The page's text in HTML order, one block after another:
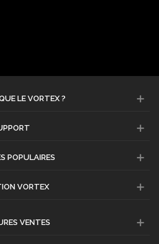
LE VORTEX ?
POPULAIRES
VORTEX
VENTES